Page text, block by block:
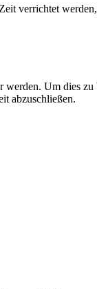
verrichtet
Um dies zu
abzuschließen.